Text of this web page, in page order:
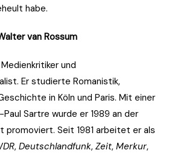
habe.
van Rossum
und
Er studierte Romanistik,
in Köln und Paris. Mit einer
Sartre wurde er 1989 an der
promoviert. Seit 1981 arbeitet er als
, Deutschlandfunk, Zeit, Merkur,